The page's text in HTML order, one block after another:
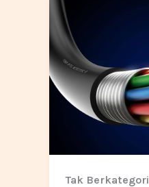
Tak Berkategori